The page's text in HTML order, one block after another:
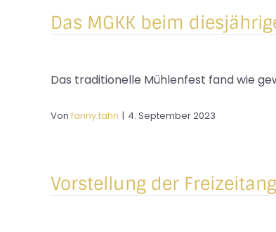
Das MGKK beim
Das traditionelle Mühlenfest fand wie
Von fanny.tahn | 4. September 2023
Vorstellung der